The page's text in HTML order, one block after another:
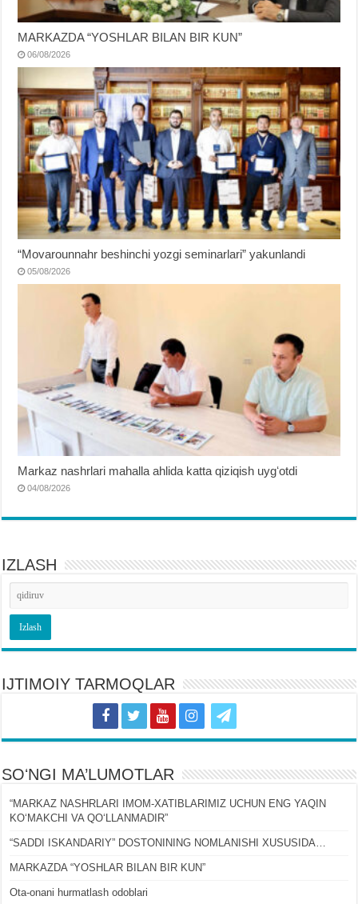
MARKAZDA “YOSHLAR BILAN BIR KUN”
06/08/2026
“Movarounnahr beshinchi yozgi seminarlari” yakunlandi
05/08/2026
Markaz nashrlari mahalla ahlida katta qiziqish uygʻotdi
04/08/2026
IZLASH
IJTIMOIY TARMOQLAR
SOʻNGI MA’LUMOTLAR
“MARKAZ NASHRLARI IMOM-XATIBLARIMIZ UCHUN ENG YAQIN
KOʻMAKCHI VA QOʻLLANMADIR”
“SADDI ISKANDARIY” DOSTONINING NOMLANISHI XUSUSIDA…
MARKAZDA “YOSHLAR BILAN BIR KUN”
Ota-onani hurmatlash odoblari